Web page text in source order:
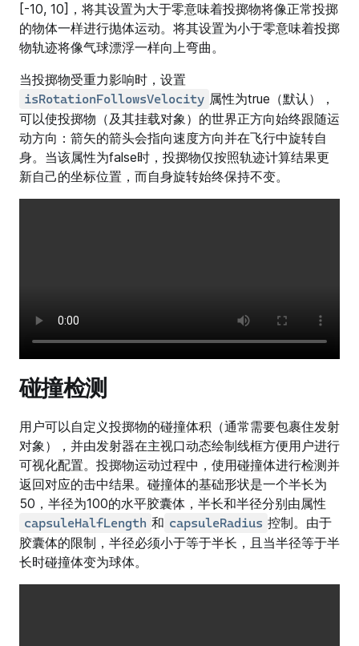
[-10, 10]，将其设置为大于零意味着投掷物将像正常投掷
的物体一样进行抛体运动。将其设置为小于零意味着投掷
物轨迹将像气球漂浮一样向上弯曲。
当投掷物受重力影响时，设置
isRotationFollowsVelocity 属性为true（默认），
可以使投掷物（及其挂载对象）的世界正方向始终跟随运
动方向：箭矢的箭头会指向速度方向并在飞行中旋转自
身。当该属性为false时，投掷物仅按照轨迹计算结果更
新自己的坐标位置，而自身旋转始终保持不变。
碰撞检测
用户可以自定义投掷物的碰撞体积（通常需要包裹住发射
对象），并由发射器在主视口动态绘制线框方便用户进行
可视化配置。投掷物运动过程中，使用碰撞体进行检测并
返回对应的击中结果。碰撞体的基础形状是一个半长为
50，半径为100的水平胶囊体，半长和半径分别由属性
capsuleHalfLength 和 capsuleRadius 控制。由于
胶囊体的限制，半径必须小于等于半长，且当半径等于半
长时碰撞体变为球体。